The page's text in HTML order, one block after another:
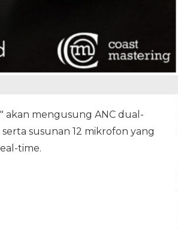
akan mengusung ANC dual-
susunan 12 mikrofon yang
time.